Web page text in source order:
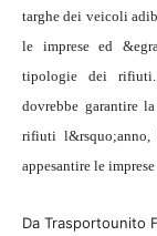
targhe dei veicoli
le imprese ed
tipologie dei rifiuti.
dovrebbe garantire
rifiuti l&rsquo;anno,
appesantire le
Da Trasportounito